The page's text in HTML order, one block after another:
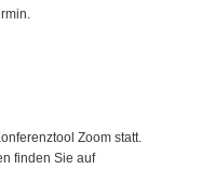
Zoom statt.
finden Sie auf